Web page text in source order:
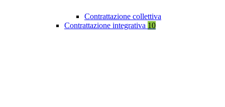
Contrattazione collettiva
Contrattazione integrativa 10